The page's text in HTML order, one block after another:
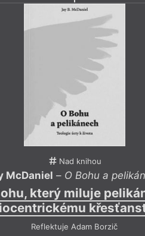
Nad knihou
McDaniel – O Bohu a
který miluje
Reflektuje Adam Borzič